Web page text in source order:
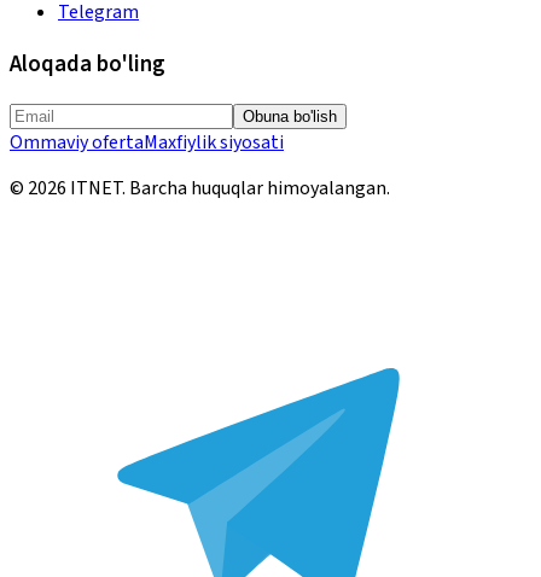
Telegram
Aloqada bo'ling
Obuna bo'lish
Ommaviy ofertaMaxfiylik siyosati
© 2026 ITNET. Barcha huquqlar himoyalangan.